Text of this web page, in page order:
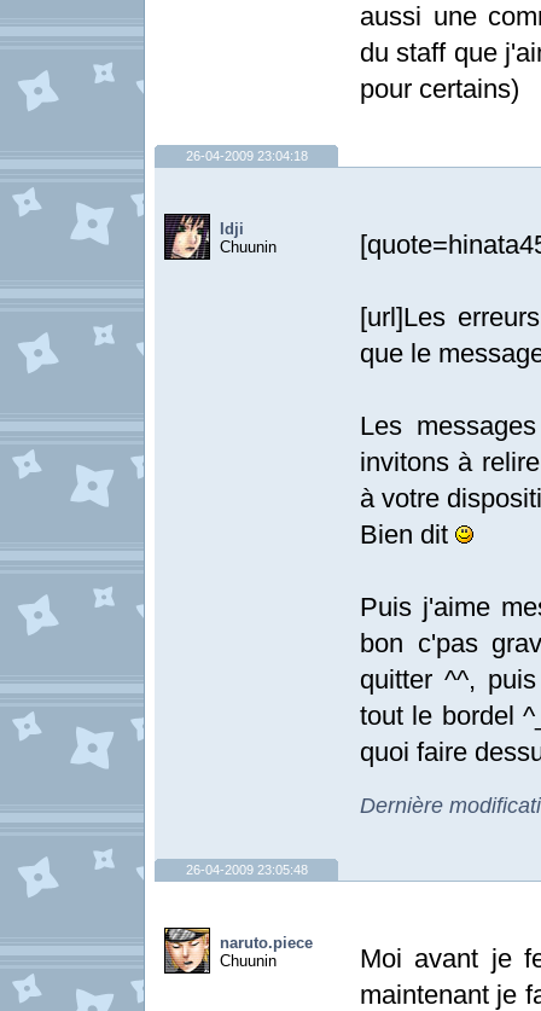
aussi une
du staff que
pour certains)
26-04-2009 23:04:18
Idji
Chuunin
[url]Les
que le
Les
invitons à
à votre
Bien dit
Puis j'aime
bon c'pas
quitter ^^,
tout le bordel
quoi faire
Dernière
26-04-2009 23:05:48
naruto.piece
Chuunin
Moi avant je
maintenant je